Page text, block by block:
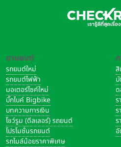
ยานยนต์
รถยนต์ใหม่
รถยนต์ไฟฟ้า
มอเตอร์ไซค์ใหม่
บิ๊กไบค์ Bigbike
บทความการเงิน
โชว์รูม (ดีลเลอร์) รถยนต์
โปรโมชั่นรถยนต์
รถไมล์น้อยราคาพิเศษ
สิ
ด
ร
ร
ร
อั